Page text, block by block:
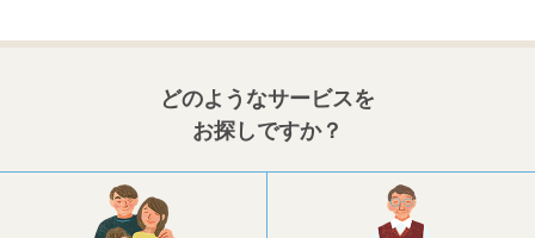
どのようなサービスを
お探しですか？